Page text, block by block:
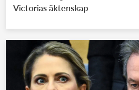
Victorias äktenskap